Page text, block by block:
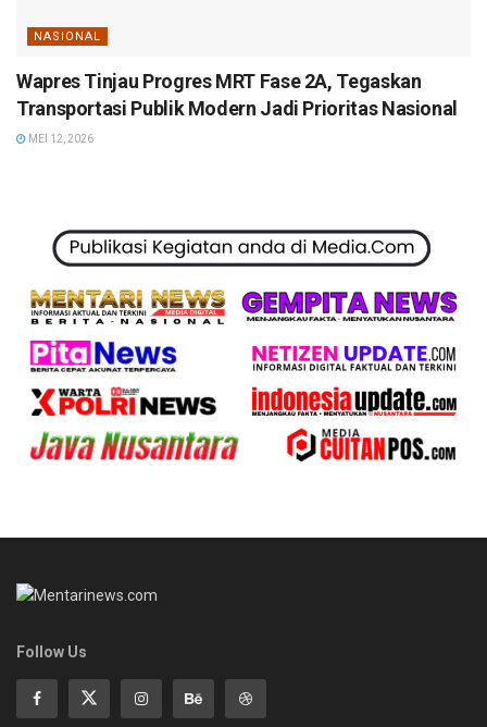
NASIONAL
Wapres Tinjau Progres MRT Fase 2A, Tegaskan
Transportasi Publik Modern Jadi Prioritas Nasional
MEI 12, 2026
Follow Us